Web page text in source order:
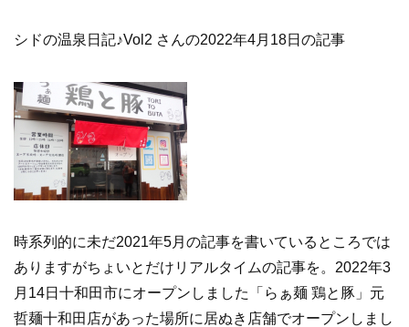
シドの温泉日記♪Vol2 さんの2022年4月18日の記事
時系列的に未だ2021年5月の記事を書いているところでは
ありますがちょいとだけリアルタイムの記事を。2022年3
月14日十和田市にオープンしました「らぁ麺 鶏と豚」元
哲麺十和田店があった場所に居ぬき店舗でオープンしまし